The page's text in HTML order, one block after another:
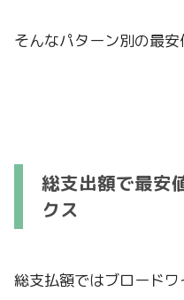
そんなパターン別の最安
総支出額で最安
クス
総支払額ではブロードワ